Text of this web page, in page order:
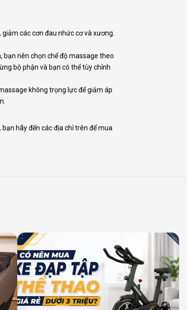
các cơn đau nhức cơ và xương.
bạn nên chọn chế độ massage theo
bộ phận và bạn có thể tùy chỉnh
không trọng lực để giảm áp
hãy đến các địa chỉ trên để mua